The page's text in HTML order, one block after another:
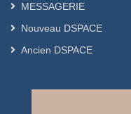
MESSAGERIE
Nouveau DSPACE
Ancien DSPACE